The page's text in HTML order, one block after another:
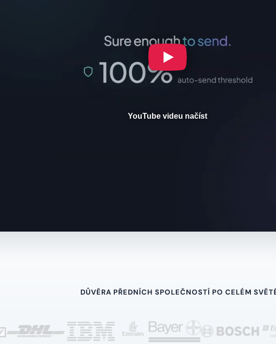
YouTube videu načíst
DŮVĚRA PŘEDNÍCH SPOLEČNOSTÍ PO CELÉM